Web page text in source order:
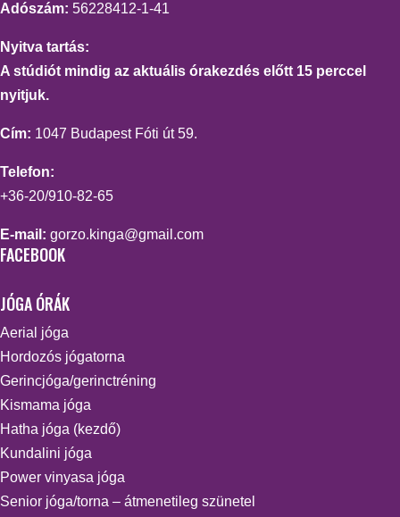
Adószám: 56228412-1-41
Nyitva tartás:
A stúdiót mindig az aktuális órakezdés előtt 15 perccel
nyitjuk.
Cím: 1047 Budapest Fóti út 59.
Telefon:
+36-20/910-82-65
E-mail: gorzo.kinga@gmail.com
FACEBOOK
JÓGA ÓRÁK
Aerial jóga
Hordozós jógatorna
Gerincjóga/gerinctréning
Kismama jóga
Hatha jóga (kezdő)
Kundalini jóga
Power vinyasa jóga
Senior jóga/torna – átmenetileg szünetel